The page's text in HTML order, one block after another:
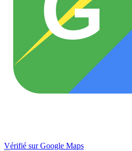
Vérifié sur Google Maps